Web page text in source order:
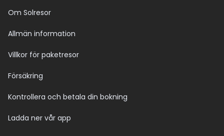
Om Solresor
Allmän information
Villkor för paketresor
Försäkring
Kontrollera och betala din bokning
Ladda ner vår app